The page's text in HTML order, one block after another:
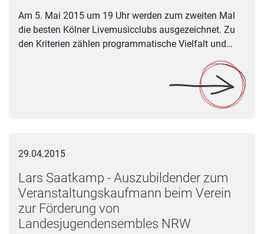
Am 5. Mai 2015 um 19 Uhr werden zum zweiten Mal
die besten Kölner Livemusicclubs ausgezeichnet. Zu
den Kriterien zählen programmatische Vielfalt und…
29.04.2015
Lars Saatkamp - Auszubildender zum
Veranstaltungskaufmann beim Verein
zur Förderung von
Landesjugendensembles NRW